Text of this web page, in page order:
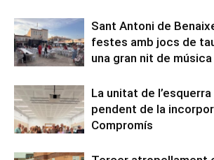
Sant Antoni de
festes amb jocs de
una gran nit de música
La unitat de l’esquerra
pendent de la
Compromís